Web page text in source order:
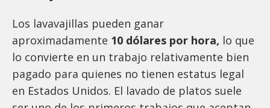
Los lavavajillas pueden ganar
aproximadamente 10 dólares por hora, lo que
lo convierte en un trabajo relativamente bien
pagado para quienes no tienen estatus legal
en Estados Unidos. El lavado de platos suele